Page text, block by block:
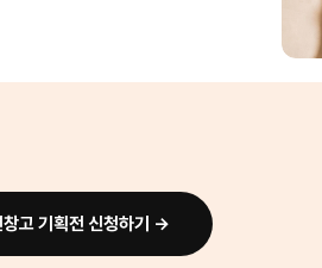
창고 기획전 신청하기 →